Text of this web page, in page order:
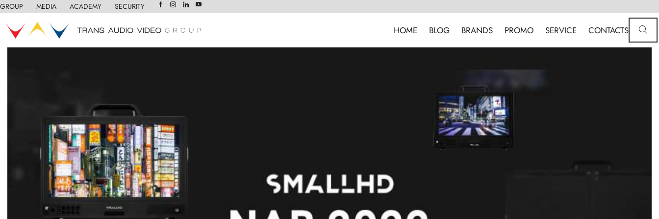
GROUP MEDIA ACADEMY SECURITY
HOME BLOG BRANDS PROMO SERVICE CONTACTS